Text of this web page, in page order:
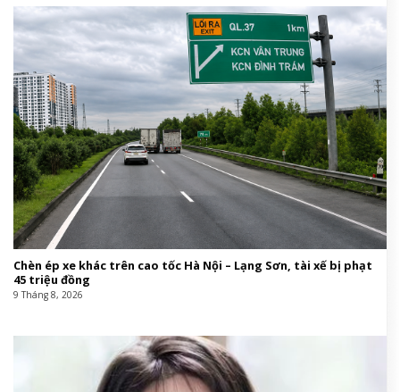
Chèn ép xe khác trên cao tốc Hà Nội – Lạng Sơn, tài xế bị phạt
45 triệu đồng
9 Tháng 8, 2026